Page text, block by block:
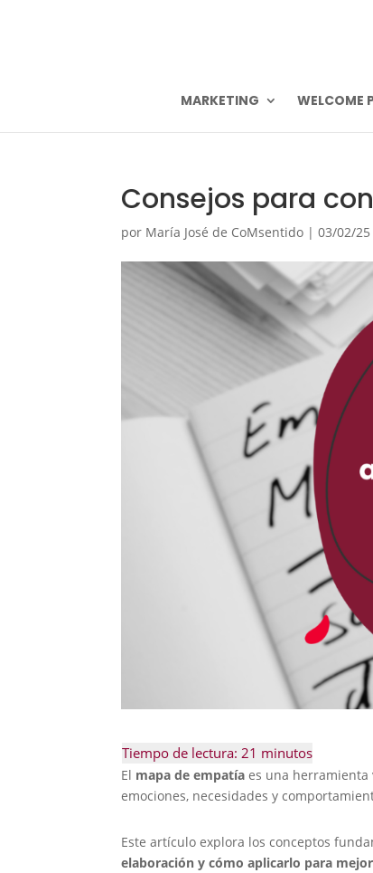
MARKETING WELCOME
Consejos para
por María José de CoMsentido |03/02/25
El mapa de empatía es una herramienta
emociones, necesidades y
Este artículo explora los conceptos
elaboración y cómo aplicarlo para